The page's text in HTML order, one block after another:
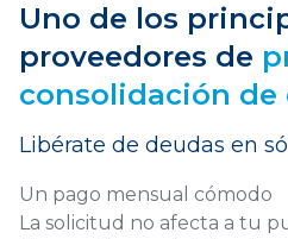
Uno de los
proveedores de
consolidación de
Libérate de deudas en
Un pago mensual cómodo
La solicitud no afecta a tu